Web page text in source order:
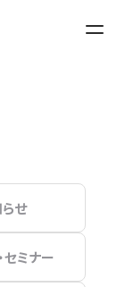
せ
セミナー